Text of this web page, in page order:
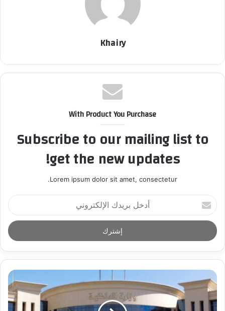
Khairy
With Product You Purchase
Subscribe to our mailing list to
get the new updates!
Lorem ipsum dolor sit amet, consectetur.
أ
د
خ
ل
ر
د
ك